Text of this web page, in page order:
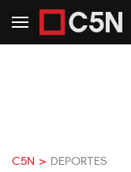
C5N > DEPORTES